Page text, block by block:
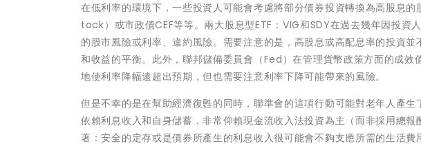
在低利率的環境下，一些投資人可能會考慮將部分債券投資轉換為高股息
tock）或市政債CEF等等。兩大股息型ETF：VIG和SDY在過去幾年因投資
的股市風險或利率、違約風險。需要注意的是，高股息或高配息率的投資
和收益的平衡。此外，聯邦儲備委員會（Fed）在管理貨幣政策方面的成
地使利率降幅遠超出預期，但也需要注意利率下降可能帶來的風險。
但是不幸的是在幫助經濟復甦的同時，聯準會的這項行動可能對老年人產
依賴利息收入和自身儲蓄，非常仰賴現金流收入法投資為主（而非採用總
著：安全的定存或是債券所產生的利息收入很可能會不夠支應所需的生活